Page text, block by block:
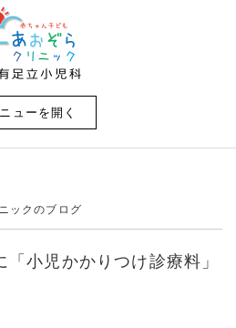
ューを開く
ックのブログ
小児かかりつけ診療料」